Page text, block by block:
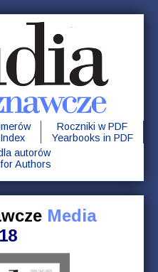
Roczniki w PDF
Yearbooks in PDF
autorów
Authors
Media